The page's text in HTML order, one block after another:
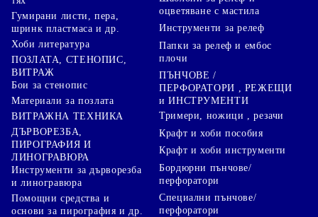
Гумирани листи, пера,
шринк пластмаса и др.
Хоби литература
ПОЗЛАТА, СТЕНОПИС,
ВИТРАЖ
Бои за стенопис
Материали за позлата
ВИТРАЖНА ТЕХНИКА
ДЪРВОРЕЗБА,
ПИРОГРАФИЯ И
ЛИНОГРАВЮРА
Инструменти за дърворезба
и линогравюра
Помощни средства и
основи за пирография и др.
оцветяване с мастила
Инструменти за релеф
Папки за релеф и ембос
плочи
ПЪНЧОВЕ /
ПЕРФОРАТОРИ , РЕЖЕЩИ
и ИНСТРУМЕНТИ
Тримери, ножици , резачи
Крафт и хоби пособия
Крафт и хоби инструменти
Бордюрни пънчове/
перфоратори
Специални пънчове/
перфоратори